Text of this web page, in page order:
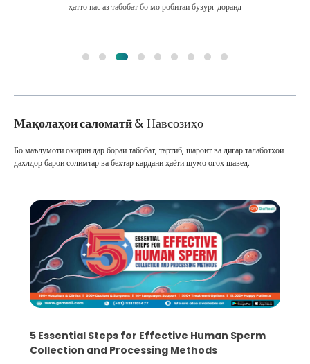
ҳатто пас аз табобат бо мо робитаи бузург доранд
Мақолаҳои саломатӣ& Навсозиҳо
Бо маълумоти охирин дар бораи табобат, тартиб, шароит ва дигар талаботҳои
дахлдор барои солимтар ва беҳтар кардани ҳаёти шумо огоҳ шавед.
5 Essential Steps for Effective Human Sperm
Collection and Processing Methods